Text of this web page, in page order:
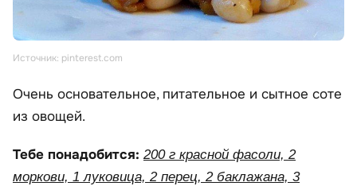
Источник: pinterest.com
Очень основательное, питательное и сытное соте
из овощей.
Тебе понадобится: 200 г красной фасоли, 2
моркови, 1 луковица, 2 перец, 2 баклажана, 3